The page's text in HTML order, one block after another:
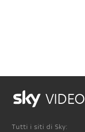
VIDEO
Tutti i siti di Sky: